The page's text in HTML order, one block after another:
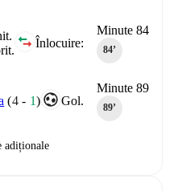
Minute 84
84‎’‎
Înlocuire:
Minute 89
89‎’‎
Gol.
(4- 1)
adiționale